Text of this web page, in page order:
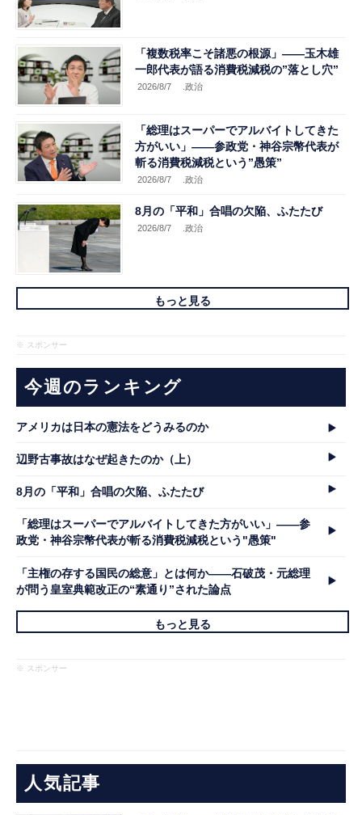
「複数税率こそ諸悪の根源」――玉木雄
一郎代表が語る消費税減税の”落とし穴”
2026/8/7 .政治
「総理はスーパーでアルバイトしてきた
方がいい」――参政党・神谷宗幣代表が
斬る消費税減税という”愚策”
2026/8/7 .政治
8月の「平和」合唱の欠陥、ふたたび
2026/8/7 .政治
もっと見る
※ スポンサー
今週のランキング
アメリカは日本の憲法をどうみるのか
辺野古事故はなぜ起きたのか（上）
8月の「平和」合唱の欠陥、ふたたび
「総理はスーパーでアルバイトしてきた方がいい」――参
政党・神谷宗幣代表が斬る消費税減税という"愚策"
「主権の存する国民の総意」とは何か――石破茂・元総理
が問う皇室典範改正の“素通り”された論点
もっと見る
※ スポンサー
人気記事